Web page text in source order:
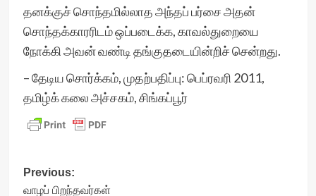
தனக்குச் சொந்தமில்லாத அந்தப் பர்சை அதன்
சொந்தக்காரரிடம் ஒப்படைக்க, காவல்துறையை
நோக்கி அவன் வண்டி தங்குதடையின்றிச் சென்றது.
– தேடிய சொர்க்கம், முதற்பதிப்பு: பெப்ரவரி 2011,
தமிழ்க் கலை அச்சகம், சிங்கப்பூர்
Post
Previous:
வாழப் பிறந்தவர்கள்